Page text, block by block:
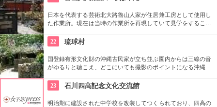
日本を代表する芸術北大路魯山人家が住居兼工房として使用し
た作業所。現在は当時の作業所を再現していて見学をすること
ます。
22 琉球村
国登録有形文化財の沖縄古民家が立ち並ぶ園内からは三線の音
がゆるりと聴こえ、どこにいても撮影のポイントになる沖縄ら
り、どれを体験したら良いか迷ってしまう程！沖縄を丸ごと感
じるならぜひココへ。
23 石川四高記念文化交流館
明治期に建設された中学校を改装してつくられており、四高の